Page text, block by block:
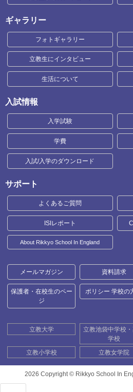
ギャラリー
フォトギャラリー
立教生にインタビュー
生活について
入試情報
入学試験
学費
入試/入学のダウンロード
サポート
よくあるご質問
ISIレポート
About Rikkyo School In England
メールマガジン 資料請求
保護者・在校生のペー
ジ
ポリシー 学校の
立教大学
立教池袋中学校
学校
立教小学校
立教女学院
2026 Copyright © Rikkyo School In